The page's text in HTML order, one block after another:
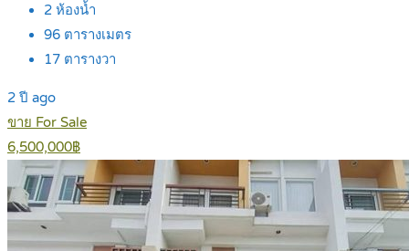
2 ห้องน้ำ
96 ตารางเมตร
17 ตารางวา
2 ปี ago
ขาย For Sale
6,500,000฿